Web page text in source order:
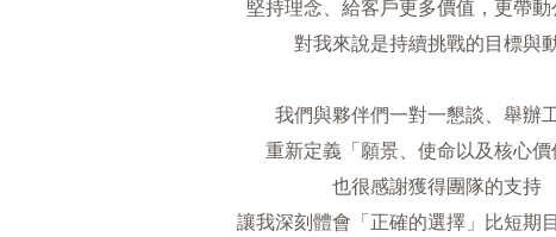
堅持理念、給客戶更多價值，更帶
對我來說是持續挑戰的目標與
我們與夥伴們一對一懇談、舉辦
重新定義「願景、使命以及核心價
也很感謝獲得團隊的支持
讓我深刻體會「正確的選擇」比短期